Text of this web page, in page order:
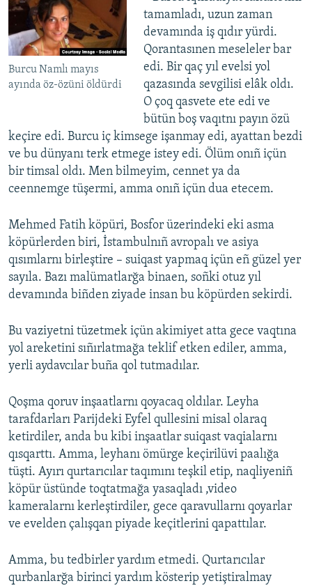
Burcu Namlı mayıs
ayında öz-özüni öldürdi
tamamladı, uzun zaman
devamında iş qıdır yürdi.
Qorantasınen meseleler bar
edi. Bir qaç yıl evelsi yol
qazasında sevgilisi elâk oldı.
O çoq qasvete ete edi ve
bütün boş vaqıtnı payın özü
keçire edi. Burcu iç kimsege işanmay edi, ayattan bezdi
ve bu dünyanı terk etmege istey edi. Ölüm onıñ içün
bir timsal oldı. Men bilmeyim, cennet ya da
ceennemge tüşermi, amma onıñ içün dua etecem.
Mehmed Fatih köpüri, Bosfor üzerindeki eki asma
köpürlerden biri, İstambulnıñ avropalı ve asiya
qısımlarnı birleştire – suiqast yapmaq içün eñ güzel yer
sayıla. Bazı malümatlarğa binaen, soñki otuz yıl
devamında biñden ziyade insan bu köpürden sekirdi.
Bu vaziyetni tüzetmek içün akimiyet atta gece vaqtına
yol areketini sıñırlatmağa teklif etken ediler, amma,
yerli aydavcılar buña qol tutmadılar.
Qoşma qoruv inşaatlarnı qoyacaq oldılar. Leyha
tarafdarları Parijdeki Eyfel qullesini misal olaraq
ketirdiler, anda bu kibi inşaatlar suiqast vaqialarnı
qısqarttı. Amma, leyhanı ömürge keçirilüvi paalığa
tüşti. Ayırı qurtarıcılar taqımını teşkil etip, naqliyeniñ
köpür üstünde toqtatmağa yasaqladı ,video
kameralarnı kerleştirdiler, gece qaravullarnı qoyarlar
ve evelden çalışqan piyade keçitlerini qapattılar.
Amma, bu tedbirler yardım etmedi. Qurtarıcılar
qurbanlarğa birinci yardım kösterip yetiştiralmay